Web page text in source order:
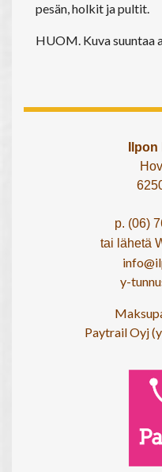
pesän, holkit ja pultit.
HUOM. Kuva suuntaa
p. (06)
tai lähetä
y-
Paytrail Oyj